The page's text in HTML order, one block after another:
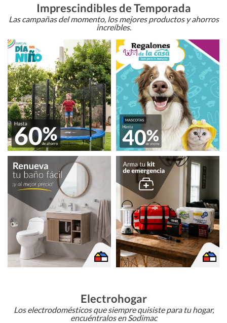
Imprescindibles de Temporada
Las campañas del momento, los mejores productos y ahorros
increíbles.
Electrohogar
Los electrodomésticos que siempre quisiste para tu hogar,
encuéntralos en Sodimac